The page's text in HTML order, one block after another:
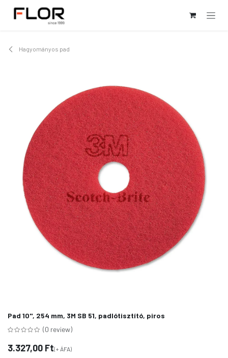
Hagyományos pad
Pad 10", 254 mm, 3M SB 51, padlótisztító, piros
(0 review)
3.327,00 Ft(+ ÁFA)